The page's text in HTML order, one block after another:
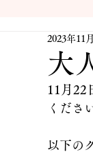
大
2023年11
11月22
くださ
以下の